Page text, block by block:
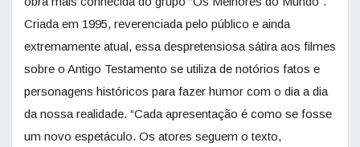
Criada em 1995, reverenciada pelo público e ainda
extremamente atual, essa despretensiosa sátira aos filmes
sobre o Antigo Testamento se utiliza de notórios fatos e
personagens históricos para fazer humor com o dia a dia
da nossa realidade. “Cada apresentação é como se fosse
um novo espetáculo. Os atores seguem o texto,